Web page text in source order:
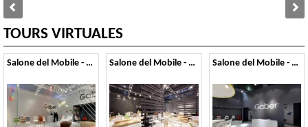
TOURS VIRTUALES
Salone del Mobile - 2014 Salone del Mobile - 2013 Salone del Mobile - 2012